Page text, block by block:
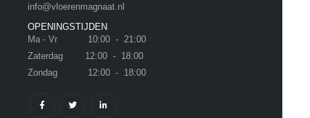
info@vloerenmagnaat.nl
OPENINGSTIJDEN
Ma - Vr 10:00 - 21:00
Zaterdag 12:00 - 18:00
Zondag 12:00 - 18:00